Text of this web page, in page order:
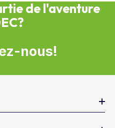
de l'aventure
nous!